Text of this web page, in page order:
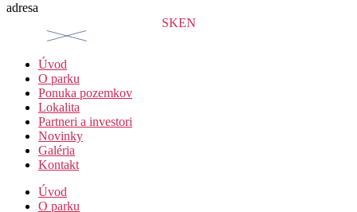
adresa
SKEN
Úvod
O parku
Ponuka pozemkov
Lokalita
Partneri a investori
Novinky
Galéria
Kontakt
Úvod
O parku